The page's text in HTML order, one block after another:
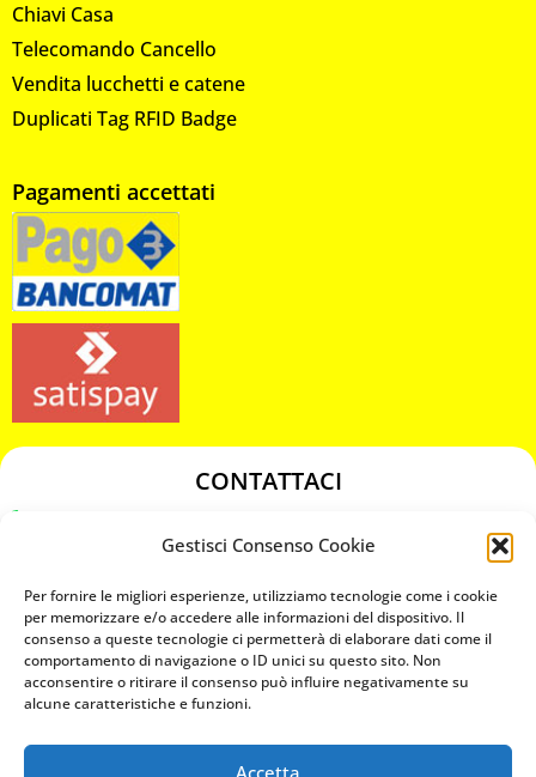
Gestisci Consenso Cookie
Per fornire le migliori esperienze, utilizziamo tecnologie come i cookie
per memorizzare e/o accedere alle informazioni del dispositivo. Il
consenso a queste tecnologie ci permetterà di elaborare dati come il
comportamento di navigazione o ID unici su questo sito. Non
acconsentire o ritirare il consenso può influire negativamente su
alcune caratteristiche e funzioni.
Accetta
Chiavi Casa
Telecomando Cancello
Vendita lucchetti e catene
Duplicati Tag RFID Badge
Pagamenti accettati
CONTATTACI
chiavicodificate@gmail.com
Privacy Policy
Cookie Policy